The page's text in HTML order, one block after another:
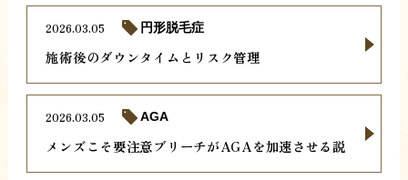
施術後のダウンタイムとリスク管理
2026.03.05 円形脱毛症
メンズこそ要注意ブリーチがAGAを加速させる説
2026.03.05 AGA